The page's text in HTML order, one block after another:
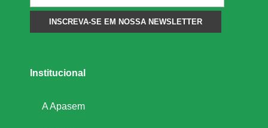
Institucional
A Apasem